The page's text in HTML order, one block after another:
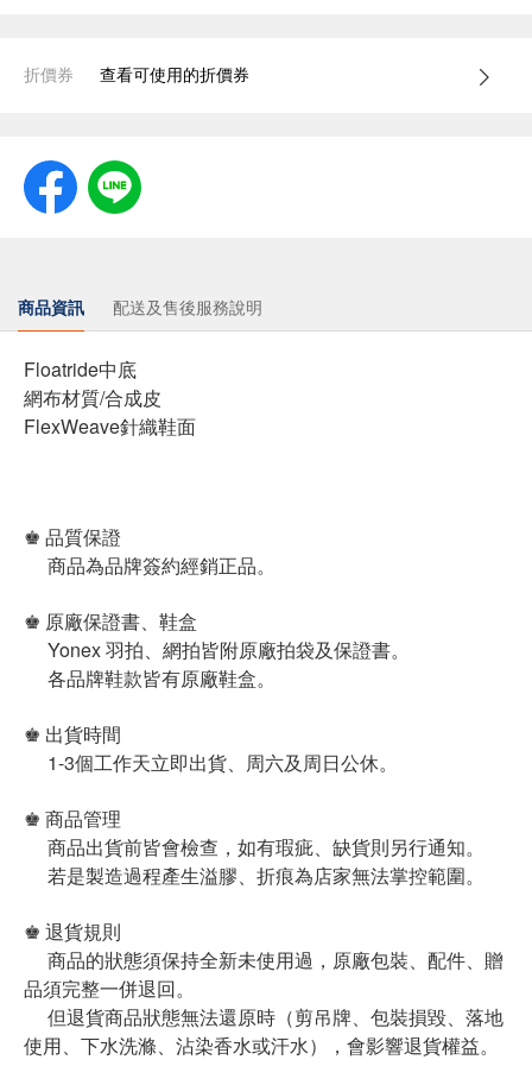
折價券 查看可使用的折價券
商品資訊 配送及售後服務說明
Floatride中底
網布材質/合成皮
FlexWeave針織鞋面
♚ 品質保證
商品為品牌簽約經銷正品。
♚ 原廠保證書、鞋盒
Yonex 羽拍、網拍皆附原廠拍袋及保證書。
各品牌鞋款皆有原廠鞋盒。
♚ 出貨時間
1-3個工作天立即出貨、周六及周日公休。
♚ 商品管理
商品出貨前皆會檢查，如有瑕疵、缺貨則另行通知。
若是製造過程產生溢膠、折痕為店家無法掌控範圍。
♚ 退貨規則
商品的狀態須保持全新未使用過，原廠包裝、配件、贈
品須完整一併退回。
但退貨商品狀態無法還原時（剪吊牌、包裝損毀、落地
使用、下水洗滌、沾染香水或汗水），會影響退貨權益。